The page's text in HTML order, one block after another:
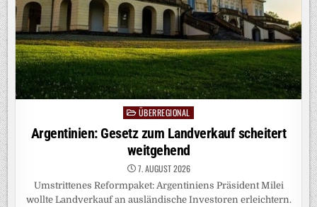
PostedÜBERREGIONAL
Argentinien: Gesetz zum Landverkauf scheitert
weitgehend
7. AUGUST 2026
Umstrittenes Reformpaket: Argentiniens Präsident Milei
wollte Landverkauf an ausländische Investoren erleichtern.